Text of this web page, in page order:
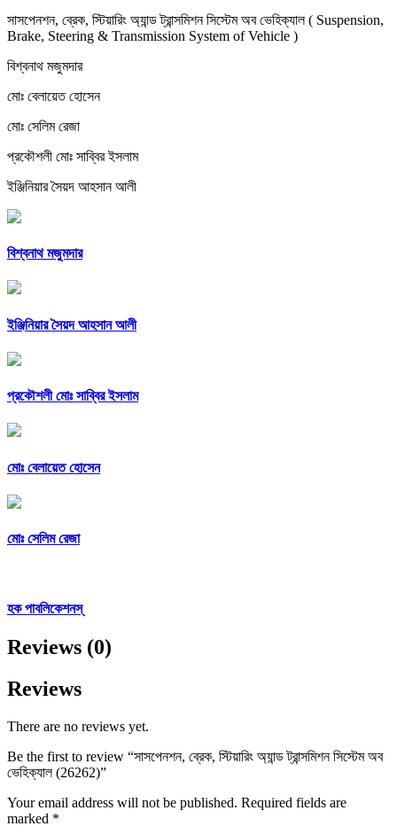
সাসপেনশন, ব্রেক, স্টিয়ারিং অ্যান্ড ট্রান্সমিশন সিস্টেম অব ভেহিক্যাল ( Suspension,
Brake, Steering & Transmission System of Vehicle )
বিশ্বনাথ মজুমদার
মোঃ বেলায়েত হোসেন
মোঃ সেলিম রেজা
প্রকৌশলী মোঃ সাব্বির ইসলাম
ইঞ্জিনিয়ার সৈয়দ আহসান আলী
বিশ্বনাথ মজুমদার
ইঞ্জিনিয়ার সৈয়দ আহসান আলী
প্রকৌশলী মোঃ সাব্বির ইসলাম
মোঃ বেলায়েত হোসেন
মোঃ সেলিম রেজা
হক পাবলিকেশনস্
Reviews (0)
Reviews
There are no reviews yet.
Be the first to review “সাসপেনশন, ব্রেক, স্টিয়ারিং অ্যান্ড ট্রান্সমিশন সিস্টেম অব
ভেহিক্যাল (26262)”
Your email address will not be published. Required fields are
marked *